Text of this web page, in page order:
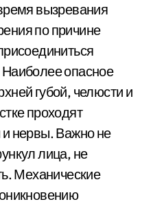
вызревания
по причине
опасное
губой, челюсти и
проходят
нервы. Важно не
лица, не
Механические